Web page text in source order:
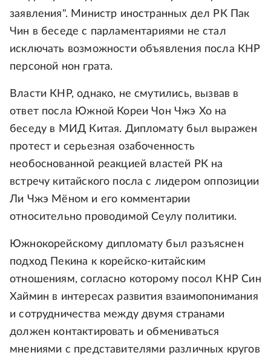
заявления". Министр иностранных дел РК Пак
Чин в беседе с парламентариями не стал
исключать возможности объявления посла КНР
персоной нон грата.
Власти КНР, однако, не смутились, вызвав в
ответ посла Южной Кореи Чон Чжэ Хо на
беседу в МИД Китая. Дипломату был выражен
протест и серьезная озабоченность
необоснованной реакцией властей РК на
встречу китайского посла с лидером оппозиции
Ли Чжэ Мёном и его комментарии
относительно проводимой Сеулу политики.
Южнокорейскому дипломату был разъяснен
подход Пекина к корейско-китайским
отношениям, согласно которому посол КНР Син
Хаймин в интересах развития взаимопонимания
и сотрудничества между двумя странами
должен контактировать и обмениваться
мнениями с представителями различных кругов